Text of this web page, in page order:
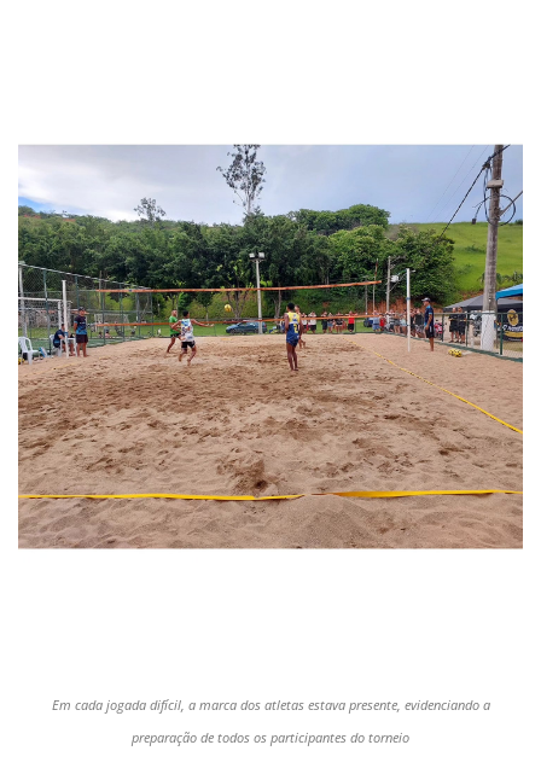
Em cada jogada difícil, a marca dos atletas estava presente, evidenciando a
preparação de todos os participantes do torneio